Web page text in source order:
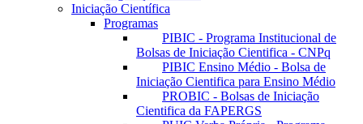
Iniciação Científica
Programas
PIBIC - Programa Institucional de
Bolsas de Iniciação Cientifica - CNPq
PIBIC Ensino Médio - Bolsa de
Iniciação Cientifica para Ensino Médio
PROBIC - Bolsas de Iniciação
Cientifica da FAPERGS